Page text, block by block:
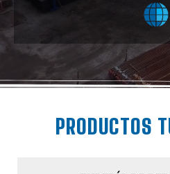
PRODUCTOS